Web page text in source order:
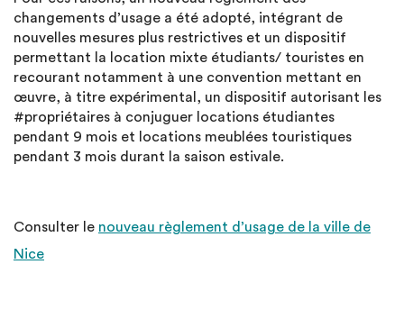
changements d’usage a été adopté, intégrant de
nouvelles mesures plus restrictives et un dispositif
permettant la location mixte étudiants/ touristes en
recourant notamment à une convention mettant en
œuvre, à titre expérimental, un dispositif autorisant les
#propriétaires à conjuguer locations étudiantes
pendant 9 mois et locations meublées touristiques
pendant 3 mois durant la saison estivale.
Consulter le nouveau règlement d’usage de la ville de
Nice